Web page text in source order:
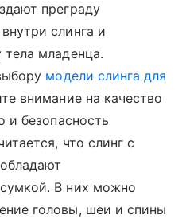
преграду
слинга и
тела младенца.
модели слинга для
внимание на качество
и безопасность
что слинг с
В них можно
головы, шеи и спины